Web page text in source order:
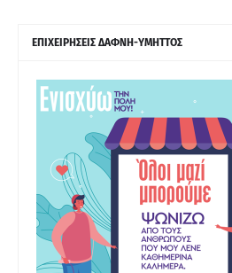
ΕΠΙΧΕΙΡΗΣΕΙΣ ΔΑΦΝΗ-ΥΜΗΤΤΟΣ